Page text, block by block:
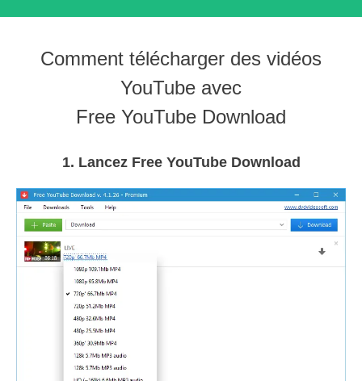
Comment télécharger des vidéos
YouTube avec
Free YouTube Download
1. Lancez Free YouTube Download